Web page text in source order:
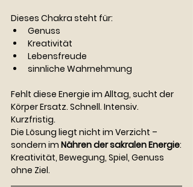
Dieses Chakra steht für:
Genuss
Kreativität
Lebensfreude
sinnliche Wahrnehmung
Fehlt diese Energie im Alltag, sucht der
Körper Ersatz. Schnell. Intensiv.
Kurzfristig.
Die Lösung liegt nicht im Verzicht –
sondern im Nähren der sakralen Energie:
Kreativität, Bewegung, Spiel, Genuss
ohne Ziel.